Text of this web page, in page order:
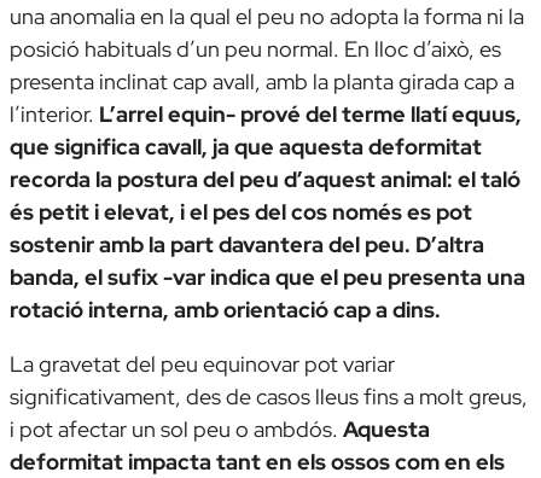
una anomalia en la qual el peu no adopta la forma ni la
posició habituals d’un peu normal. En lloc d’això, es
presenta inclinat cap avall, amb la planta girada cap a
l’interior. L’arrelequin- prové del terme llatíequus,
que significa cavall, ja que aquesta deformitat
recorda la postura del peu d’aquest animal: el taló
és petit i elevat, i el pes del cos només es pot
sostenir amb la part davantera del peu. D’altra
banda, el sufix-varindica que el peu presenta una
rotació interna, amb orientació cap a dins.
La gravetat del peu equinovar pot variar
significativament, des de casos lleus fins a molt greus,
i pot afectar un sol peu o ambdós. Aquesta
deformitat impacta tant en els ossos com en els